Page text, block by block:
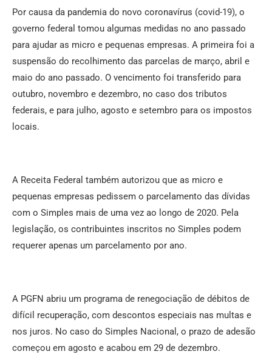
Por causa da pandemia do novo coronavírus (covid-19), o
governo federal tomou algumas medidas no ano passado
para ajudar as micro e pequenas empresas. A primeira foi a
suspensão do recolhimento das parcelas de março, abril e
maio do ano passado. O vencimento foi transferido para
outubro, novembro e dezembro, no caso dos tributos
federais, e para julho, agosto e setembro para os impostos
locais.
A Receita Federal também autorizou que as micro e
pequenas empresas pedissem o parcelamento das dívidas
com o Simples mais de uma vez ao longo de 2020. Pela
legislação, os contribuintes inscritos no Simples podem
requerer apenas um parcelamento por ano.
A PGFN abriu um programa de renegociação de débitos de
difícil recuperação, com descontos especiais nas multas e
nos juros. No caso do Simples Nacional, o prazo de adesão
começou em agosto e acabou em 29 de dezembro.